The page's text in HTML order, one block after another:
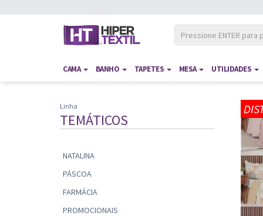
CAMA BANHO TAPETES MESA UTILIDADES
Linha
TEMÁTICOS
NATALINA
PÁSCOA
FARMÁCIA
PROMOCIONAIS